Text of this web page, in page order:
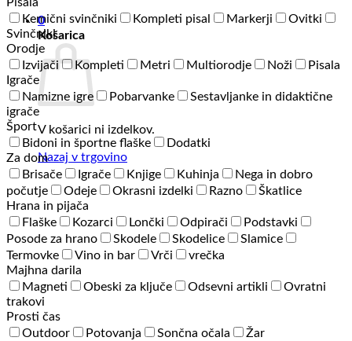
0
Košarica
V košarici ni izdelkov.
Nazaj v trgovino
Kemični svinčniki
Kompleti pisal Markerji
Ovitki
Svinčniki
Orodje
Izvijači
Kompleti Metri Multiorodje Noži
Pisala
Igrače
Namizne igre
Pobarvanke
Sestavljanke in didaktične
igrače
Šport
Bidoni in športne flaške
Dodatki
Za dom
Brisače
Igrače Knjige Kuhinja
Nega in dobro
počutje
Odeje Okrasni izdelki Razno
Škatlice
Hrana in pijača
Flaške
Kozarci Lončki Odpirači
Podstavki
Posode za hrano
Skodele Skodelice
Slamice
Termovke
Vino in bar Vrči
vrečka
Majhna darila
Magneti
Obeski za ključe Odsevni artikli
Ovratni
trakovi
Prosti čas
Outdoor
Potovanja Sončna očala
Žar